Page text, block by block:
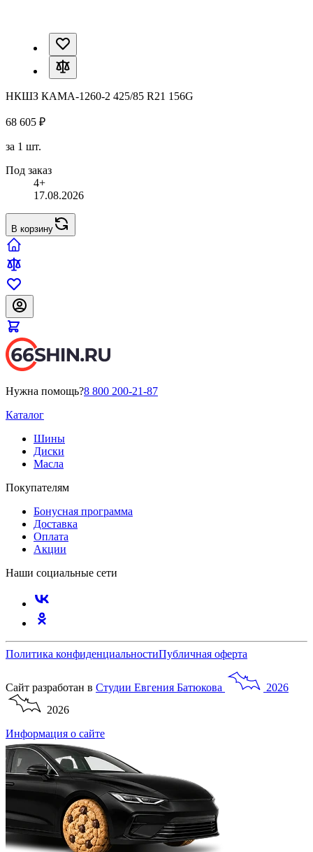
НКШЗ КАМА-1260-2 425/85 R21 156G
68 605 ₽
за 1 шт.
Под заказ
4+
17.08.2026
В корзину
Нужна помощь?8 800 200-21-87
Каталог
Шины
Диски
Масла
Покупателям
Бонусная программа
Доставка
Оплата
Акции
Наши социальные сети
Политика конфиденциальностиПубличная оферта
Сайт разработан в Студии Евгения Батюкова
2026
2026
Информация о сайте